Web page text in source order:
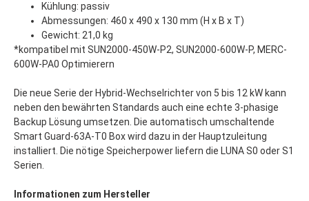
Kühlung: passiv
Abmessungen: 460 x 490 x 130 mm (H x B x T)
Gewicht: 21,0 kg
*kompatibel mit SUN2000-450W-P2, SUN2000-600W-P, MERC-
600W-PA0 Optimierern
Die neue Serie der Hybrid-Wechselrichter von 5 bis 12 kW kann
neben den bewährten Standards auch eine echte 3-phasige
Backup Lösung umsetzen. Die automatisch umschaltende
Smart Guard-63A-T0 Box wird dazu in der Hauptzuleitung
installiert. Die nötige Speicherpower liefern die LUNA S0 oder S1
Serien.
Informationen zum Hersteller